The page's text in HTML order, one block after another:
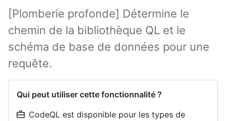
[Plomberie profonde] Détermine le
chemin de la bibliothèque QL et le
schéma de base de données pour une
requête.
Qui peut utiliser cette fonctionnalité ?
CodeQL est disponible pour les types de